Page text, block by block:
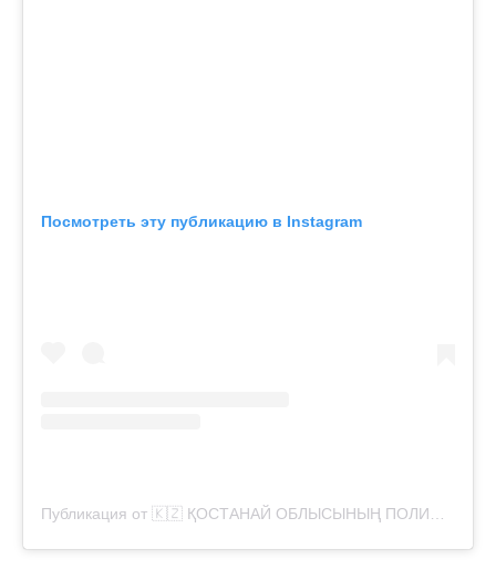
Посмотреть эту публикацию в Instagram